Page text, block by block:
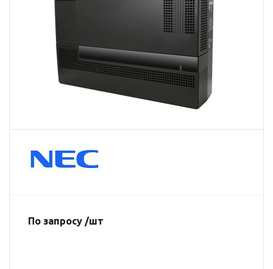
По запросу /шт